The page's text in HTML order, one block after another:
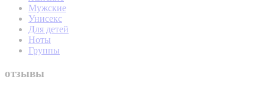
Мужские
Унисекс
Для детей
Ноты
Группы
отзывы